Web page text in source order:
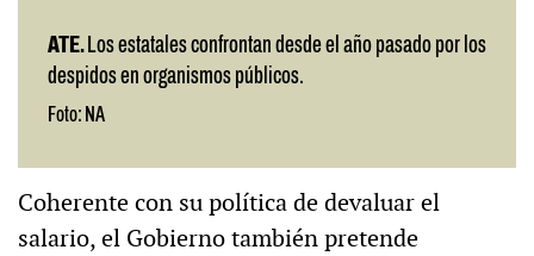
ATE. Los estatales confrontan desde el año pasado por los
despidos en organismos públicos.
Foto: NA
Coherente con su política de devaluar el
salario, el Gobierno también pretende